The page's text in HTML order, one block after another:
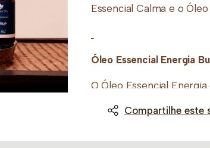
Essencial Calma e o
Óleo Essencial Energia
O Óleo Essencial
revigorante rápida,
mental. Ao atuar como
Compartilhe este